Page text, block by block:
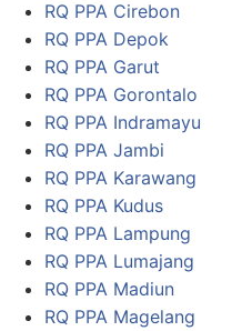
RQ PPA Cirebon
RQ PPA Depok
RQ PPA Garut
RQ PPA Gorontalo
RQ PPA Indramayu
RQ PPA Jambi
RQ PPA Karawang
RQ PPA Kudus
RQ PPA Lampung
RQ PPA Lumajang
RQ PPA Madiun
RQ PPA Magelang